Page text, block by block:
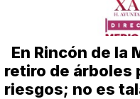
En Rincón de la
retiro de árboles
riesgos; no es